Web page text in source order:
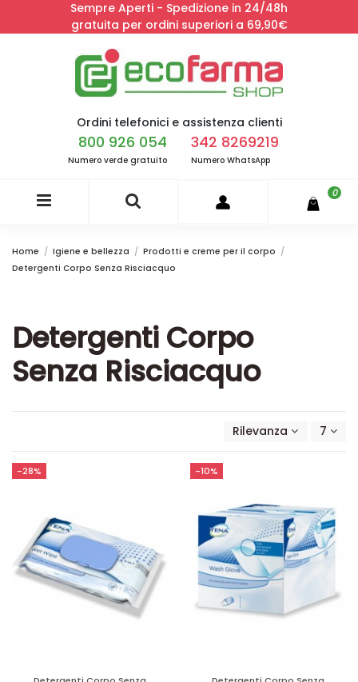
Sempre Aperti - Spedizione in 24/48h
gratuita per ordini superiori a 69,90€
Ordini telefonici e assistenza clienti
800 926 054
Numero verde gratuito
342 8269219
Numero WhatsApp
0
Home Igiene e bellezza
Prodotti e creme per il corpo
Detergenti Corpo Senza Risciacquo
Detergenti Corpo
Senza Risciacquo
Rilevanza 7
-28% -10%